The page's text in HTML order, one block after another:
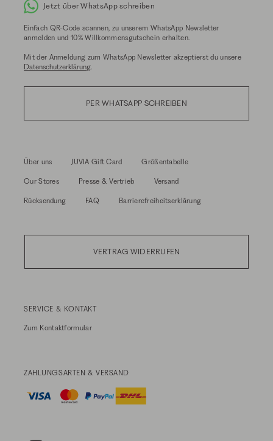
Jetzt über WhatsApp schreiben
Einfach QR-Code scannen, zu unserem WhatsApp Newsletter
anmelden und 10% Willkommensgutschein erhalten.
Mit der Anmeldung zum WhatsApp Newsletter akzeptierst du unsere
Datenschutzerklärung.
PER WHATSAPP SCHREIBEN
Über uns JUVIA Gift Card Größentabelle
Our Stores Presse & Vertrieb Versand
Rücksendung FAQ Barrierefreiheitserklärung
VERTRAG WIDERRUFEN
SERVICE & KONTAKT
Zum Kontaktformular
ZAHLUNGSARTEN & VERSAND